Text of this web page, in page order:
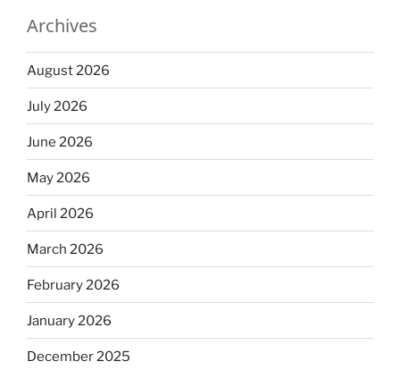
Archives
August 2026
July 2026
June 2026
May 2026
April 2026
March 2026
February 2026
January 2026
December 2025